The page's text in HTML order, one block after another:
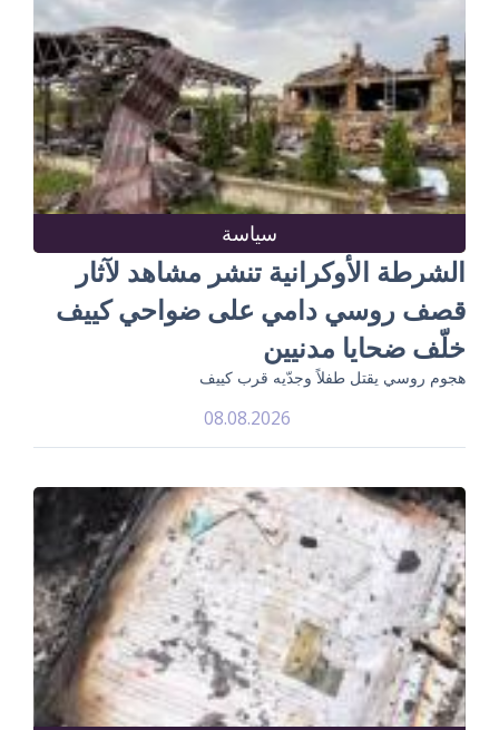
سياسة
الشرطة الأوكرانية تنشر مشاهد لآثار
قصف روسي دامي على ضواحي كييف
خلّف ضحايا مدنيين
هجوم روسي يقتل طفلاً وجدّيه قرب كييف
08.08.2026